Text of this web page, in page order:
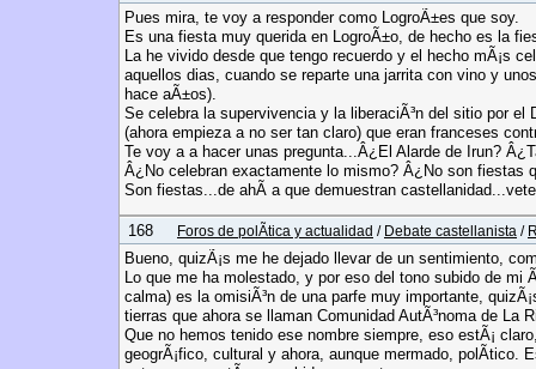
Pues mira, te voy a responder como LogroÃ±es que soy.
Es una fiesta muy querida en LogroÃ±o, de hecho es la
La he vivido desde que tengo recuerdo y el hecho mÃ¡s
aquellos dias, cuando se reparte una jarrita con vino y
hace aÃ±os).
Se celebra la supervivencia y la liberaciÃ³n del sitio por
(ahora empieza a no ser tan claro) que eran franceses
Te voy a a hacer unas pregunta...Â¿El Alarde de Irun?
Â¿No celebran exactamente lo mismo? Â¿No son fiestas
Son fiestas...de ahÃ­ a que demuestran
168 Foros de polÃ­tica y actualidad / Debate castellanista /
Bueno, quizÃ¡s me he dejado llevar de un sentimiento,
Lo que me ha molestado, y por eso del tono subido de
calma) es la omisiÃ³n de una parfe muy importante,
tierras que ahora se llaman Comunidad AutÃ³noma de La
Que no hemos tenido ese nombre siempre, eso estÃ¡
geogrÃ¡fico, cultural y ahora, aunque mermado, polÃ­tico.